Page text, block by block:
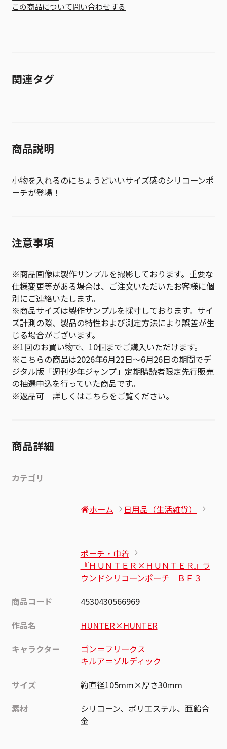
この商品について問い合わせする
関連タグ
商品説明
小物を入れるのにちょうどいいサイズ感のシリコーンポ
ーチが登場！
注意事項
※商品画像は製作サンプルを撮影しております。重要な
仕様変更等がある場合は、ご注文いただいたお客様に個
別にご連絡いたします。
※商品サイズは製作サンプルを採寸しております。サイ
ズ計測の際、製品の特性および測定方法により誤差が生
じる場合がございます。
※1回のお買い物で、10個までご購入いただけます。
※こちらの商品は2026年6月22日～6月26日の期間でデ
ジタル版「週刊少年ジャンプ」定期購読者限定先行販売
の抽選申込を行っていた商品です。
※返品可 詳しくはこちらをご覧ください。
商品詳細
カテゴリ
ホーム 日用品（生活雑貨）
ポーチ・巾着
『ＨＵＮＴＥＲ×ＨＵＮＴＥＲ』ラ
ウンドシリコーンポーチ ＢＦ３
商品コード
4530430566969
作品名
HUNTER×HUNTER
キャラクター
ゴン＝フリークス
キルア＝ゾルディック
サイズ
約直径105mm×厚さ30mm
素材
シリコーン、ポリエステル、亜鉛合
金